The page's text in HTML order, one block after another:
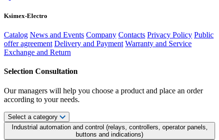
Ksimex-Electro
Catalog News and Events Company Contacts Privacy Policy Public
offer agreement Delivery and Payment Warranty and Service
Exchange and Return
Selection Consultation
Our managers will help you choose a product and place an order
according to your needs.
Select a category
Industrial automation and control (relays, controllers, operator panels,
buttons and indications)